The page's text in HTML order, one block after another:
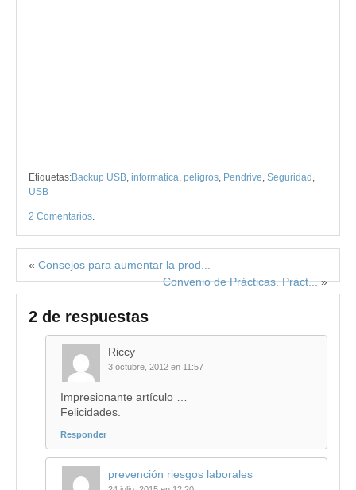
Etiquetas:Backup USB, informatica, peligros, Pendrive, Seguridad ,
USB
2 Comentarios.
« Consejos para aumentar la prod...
Convenio de Prácticas. Práct...»
2 de respuestas
Riccy
3 octubre, 2012 en 11:57
Impresionante artículo …
Felicidades.
Responder
prevención riesgos laborales